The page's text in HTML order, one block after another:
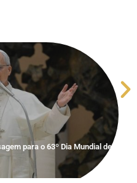
para o 63º Dia Mundial de